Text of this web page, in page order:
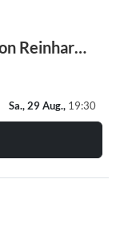
Ludwig Müller singt Lieder von Reinhard Mey
Sa., 29 Aug., 19:30